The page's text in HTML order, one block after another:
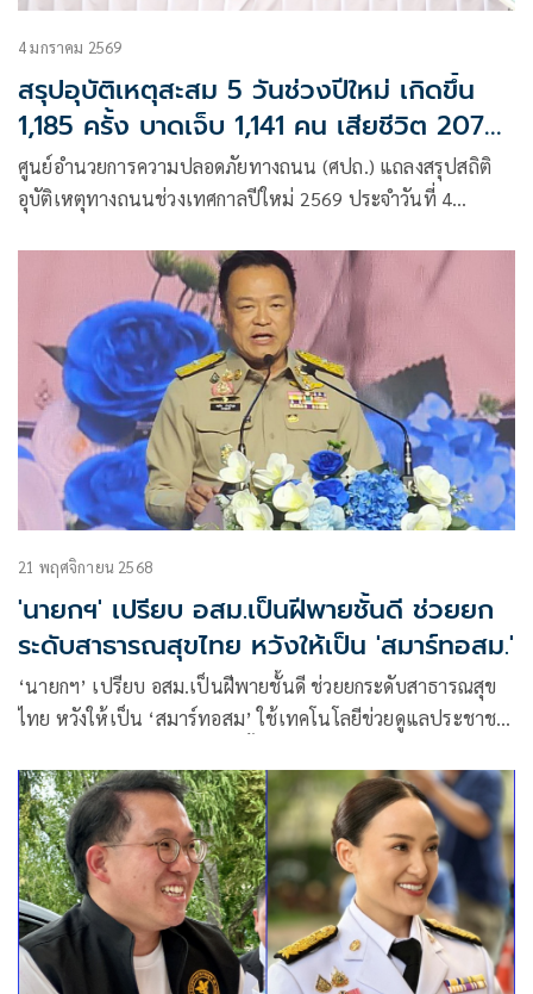
4 มกราคม 2569
สรุปอุบัติเหตุสะสม 5 วันช่วงปีใหม่ เกิดขึ้น
1,185 ครั้ง บาดเจ็บ 1,141 คน เสียชีวิต 207
ราย
ศูนย์อำนวยการความปลอดภัยทางถนน (ศปถ.) แถลงสรุปสถิติ
อุบัติเหตุทางถนนช่วงเทศกาลปีใหม่ 2569 ประจำวันที่ 4
21 พฤศจิกายน 2568
'นายกฯ' เปรียบ อสม.เป็นฝีพายชั้นดี ช่วยยก
ระดับสาธารณสุขไทย หวังให้เป็น 'สมาร์ทอสม.'
‘นายกฯ’ เปรียบ อสม.เป็นฝีพายชั้นดี ช่วยยกระดับสาธารณสุข
ไทย หวังให้เป็น ‘สมาร์ทอสม’ ใช้เทคโนโลยีข่วยดูแลประชาชน
ขณะประเทศอื่นไม่มี เผยเคยทำงานร่วมกันนาน 4 ปี รู้พิษสงดีว่า
ไม่หมูถ้าใครทำให้ชาวบ้านเจ็บป่วย